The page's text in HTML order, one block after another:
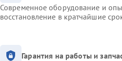
Современное оборудование и
восстановление в кратчайшие
Гарантия на работы и